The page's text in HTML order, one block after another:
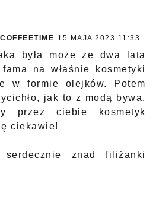
15 MAJA 2023 11:33
była może ze dwa lata
na właśnie kosmetyki
w formie olejków. Potem
jak to z modą bywa.
przez ciebie kosmetyk
ciekawie!
serdecznie znad filiżanki